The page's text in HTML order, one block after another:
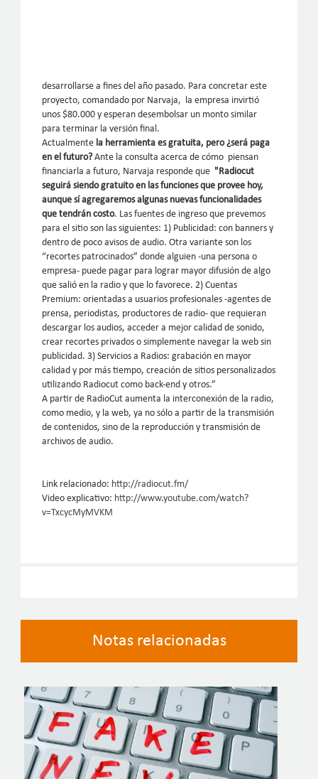
desarrollarse a fines del año pasado. Para concretar este
proyecto, comandado por Narvaja, la empresa invirtió
unos $80.000 y esperan desembolsar un monto similar
para terminar la versión final.
Actualmente la herramienta es gratuita, pero ¿será paga
en el futuro?Ante la consulta acerca de cómo piensan
financiarla a futuro, Narvaja responde que "Radiocut
seguirá siendo gratuito en las funciones que provee hoy,
aunque sí agregaremos algunas nuevas funcionalidades
que tendrán costo. Las fuentes de ingreso que prevemos
para el sitio son las siguientes: 1) Publicidad: con banners y
dentro de poco avisos de audio. Otra variante son los
“recortes patrocinados” donde alguien -una persona o
empresa- puede pagar para lograr mayor difusión de algo
que salió en la radio y que lo favorece. 2) Cuentas
Premium: orientadas a usuarios profesionales -agentes de
prensa, periodistas, productores de radio- que requieran
descargar los audios, acceder a mejor calidad de sonido,
crear recortes privados o simplemente navegar la web sin
publicidad. 3) Servicios a Radios: grabación en mayor
calidad y por más tiempo, creación de sitios personalizados
utilizando Radiocut como back-end y otros.”
A partir de RadioCut aumenta la interconexión de la radio,
como medio, y la web, ya no sólo a partir de la transmisión
de contenidos, sino de la reproducción y transmisión de
archivos de audio.
Link relacionado: http://radiocut.fm/
Video explicativo: http://www.youtube.com/watch?
v=TxcycMyMVKM
Notas relacionadas